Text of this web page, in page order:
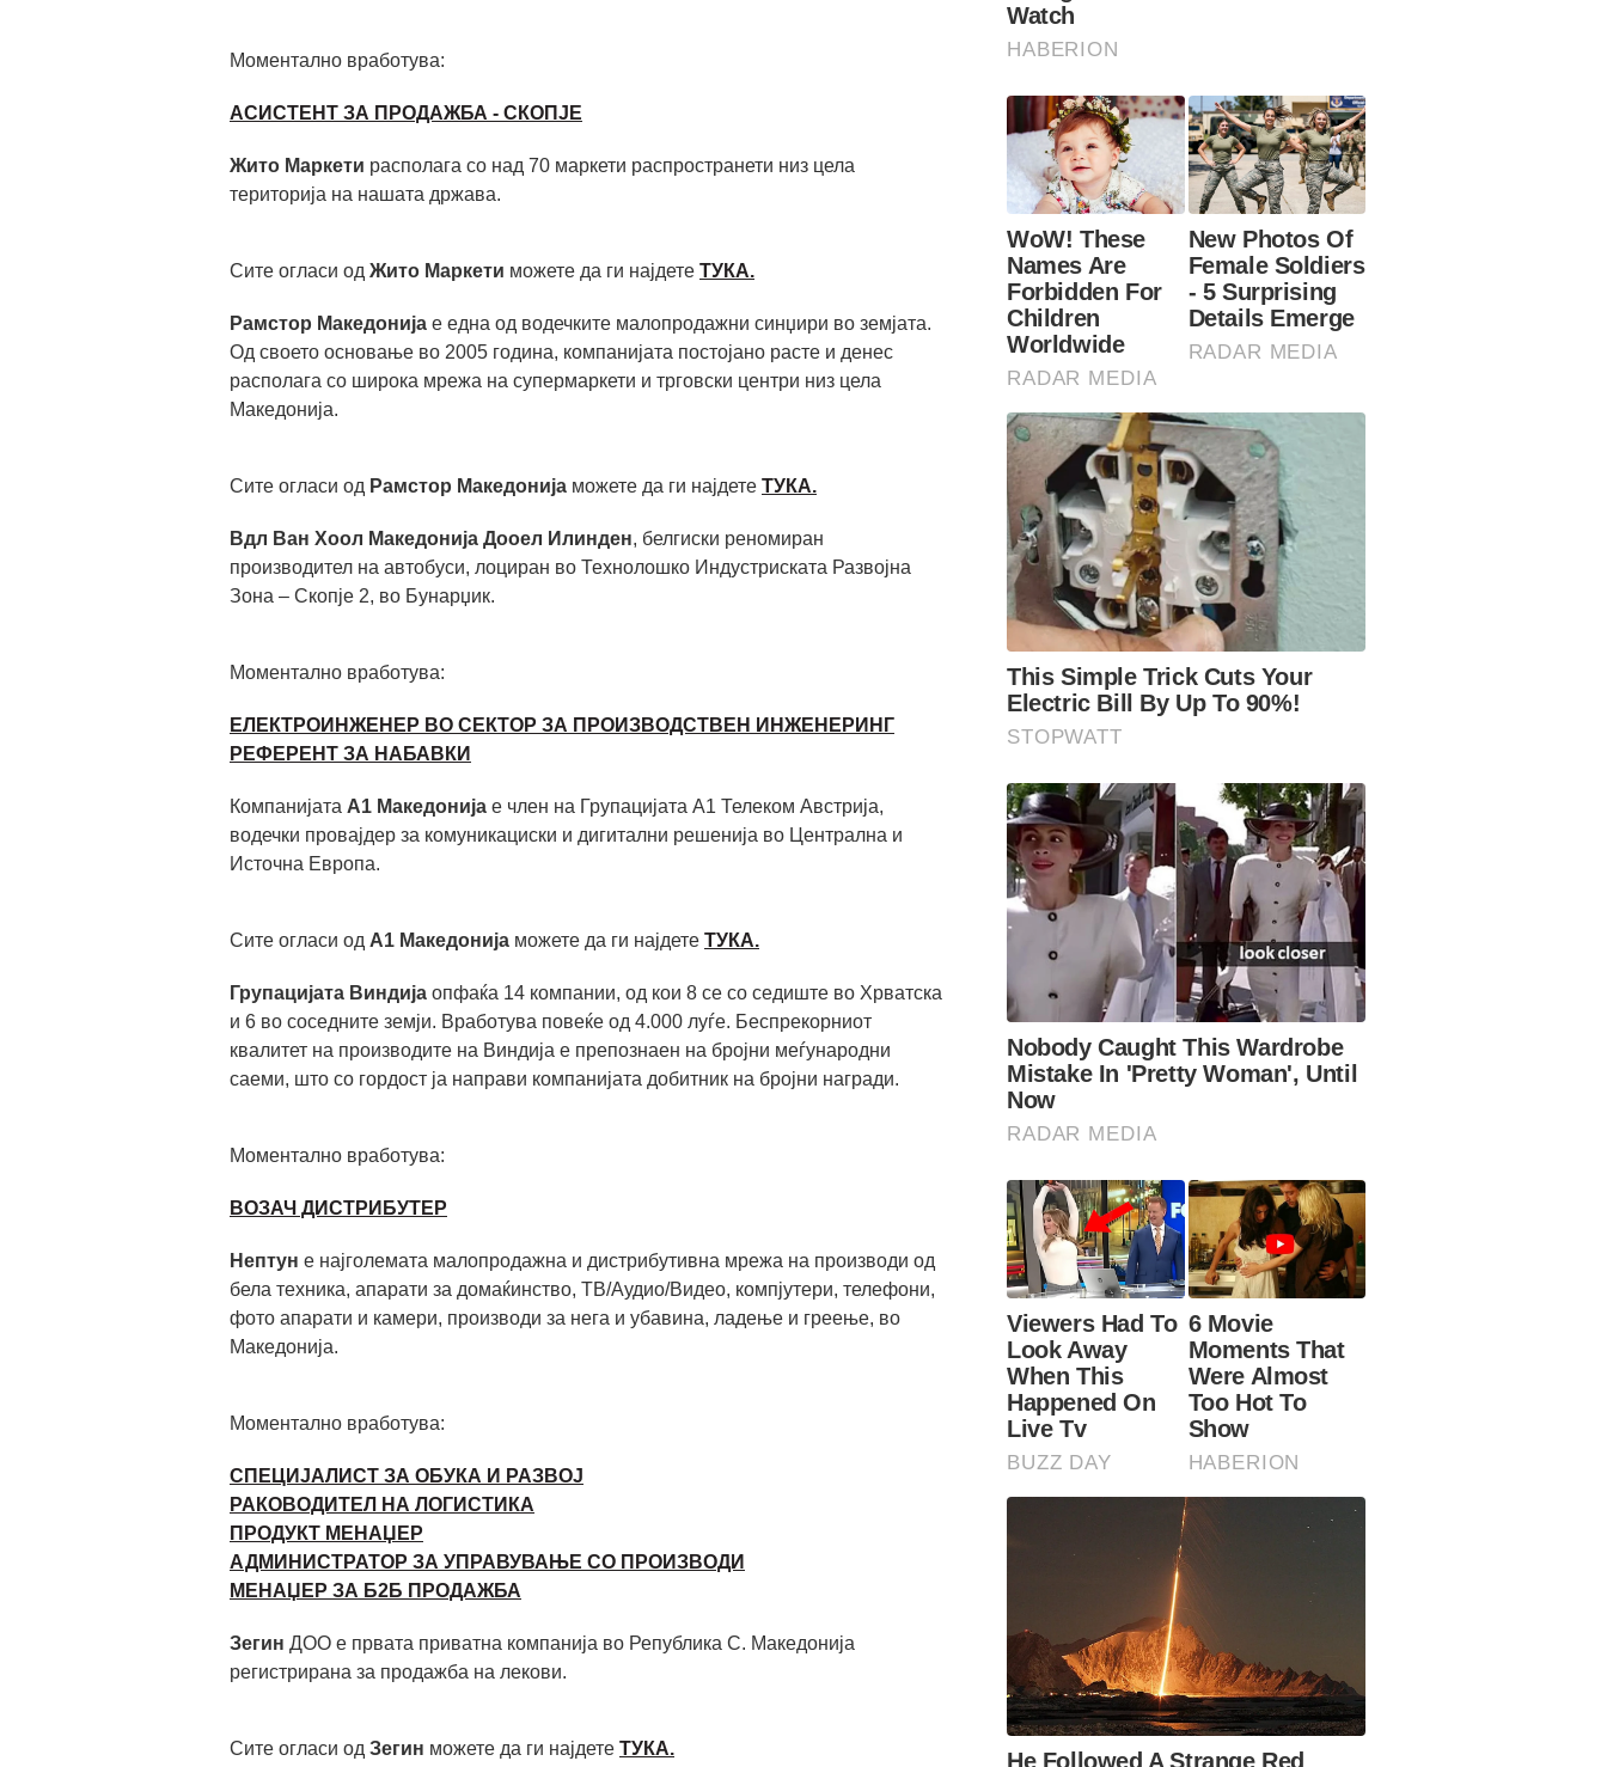
Моментално вработува:
AСИСТЕНТ ЗА ПРОДАЖБА - СКОПЈЕ
Жито Маркети располага со над 70 маркети распространети низ цела
територија на нашата држава.
Сите огласи од Жито Маркети можете да ги најдете ТУКА.
Рамстор Македонија е една од водечките малопродажни синџири во земјата.
Од своето основање во 2005 година, компанијата постојано расте и денес
располага со широка мрежа на супермаркети и трговски центри низ цела
Македонија.
Сите огласи од Рамстор Македонија можете да ги најдете ТУКА.
Вдл Ван Хоол Македонија Дооел Илинден, белгиски реномиран
производител на автобуси, лоциран во Технолошко Индустриската Развојна
Зона – Скопје 2, во Бунарџик.
Моментално вработува:
ЕЛЕКТРОИНЖЕНЕР ВО СЕКТОР ЗА ПРОИЗВОДСТВЕН ИНЖЕНЕРИНГ
РЕФЕРЕНТ ЗА НАБАВКИ
Компанијата А1 Македонија е член на Групацијата А1 Телеком Австрија,
водечки провајдер за комуникациски и дигитални решенија во Централна и
Источна Европа.
Сите огласи од А1 Македонија можете да ги најдете ТУКА.
Групацијата Виндија опфаќа 14 компании, од кои 8 се со седиште во Хрватска
и 6 во соседните земји. Вработува повеќе од 4.000 луѓе. Беспрекорниот
квалитет на производите на Виндија е препознаен на бројни меѓународни
саеми, што со гордост ја направи компанијата добитник на бројни награди.
Моментално вработува:
ВОЗАЧ ДИСТРИБУТЕР
Нептун е најголемата малопродажна и дистрибутивна мрежа на производи од
бела техника, апарати за домаќинство, ТВ/Аудио/Видео, компјутери, телефони,
фото апарати и камери, производи за нега и убавина, ладење и греење, во
Македонијa.
Моментално вработува:
СПЕЦИЈАЛИСТ ЗА ОБУКА И РАЗВОЈ
РАКОВОДИТЕЛ НА ЛОГИСТИКА
ПРОДУКТ МЕНАЏЕР
АДМИНИСТРАТОР ЗА УПРАВУВАЊЕ СО ПРОИЗВОДИ
МЕНАЏЕР ЗА Б2Б ПРОДАЖБА
Зегин ДОО е првата приватна компанија во Република С. Македонија
регистрирана за продажба на лекови.
Сите огласи од Зегин можете да ги најдете ТУКА.